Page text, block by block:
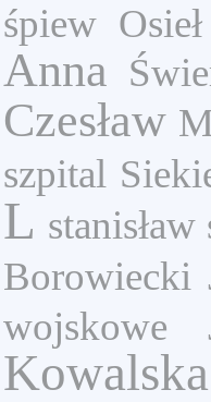
śpiew
Anna
Czesław
szpital
L stanisław
Borowiecki
wojskowe